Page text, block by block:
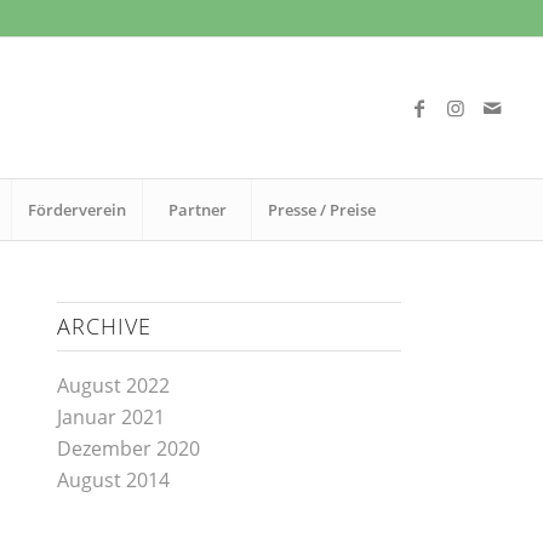
Förderverein Partner Presse / Preise
ARCHIVE
August 2022
Januar 2021
Dezember 2020
August 2014